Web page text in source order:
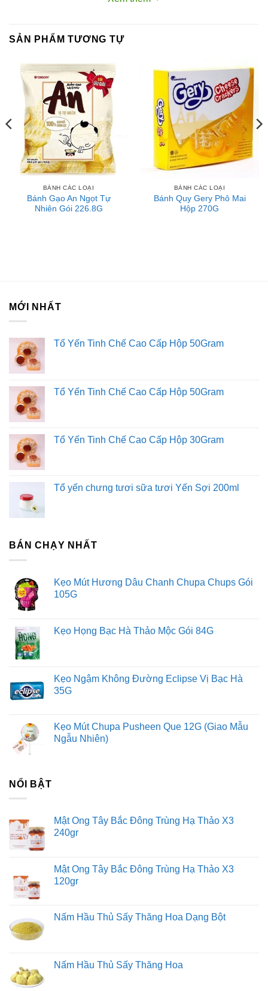
Cốt bánh cookie mix thêm chút socola topping phủ trên mặt
bánh tạo hương vị thơm ngon, màu sắc hấp dẫn, có độ
giòn cao, là sự kết hợp hoàn hảo
Hướng dẫn sử dụng:
Mở bao bì và thưởng thức ngay, dùng liền trong ngày sẽ
đảm bảo được độ giòn của bánh.
Típ thưởng thức:
Liên hệ với Sài Gòn O2O
Trang Fanpage Sài Gòn O2O
Hệ thống của chúng tôi
Kim Sài Gòn phân phối băng keo
Fortadeck ván sàn
Tư vấn đầu tư chứng khoán
SẢN PHẨM TƯƠNG TỰ
BÁNH CÁC LOẠI
Bánh Gạo An Ngọt Tự
Nhiên Gói 226.8G
BÁNH CÁC LOẠI
Bánh Quy Gery Phô Mai
Hộp 270G
MỚI NHẤT
Tổ Yến Tinh Chế Cao Cấp Hộp 50Gram
Tổ Yến Tinh Chế Cao Cấp Hộp 50Gram
Tổ Yến Tinh Chế Cao Cấp Hộp 30Gram
Tổ yến chưng tươi sữa tươi Yến Sợi 200ml
BÁN CHẠY NHẤT
Kẹo Mút Hương Dâu Chanh Chupa Chups Gói
105G
Kẹo Họng Bạc Hà Thảo Mộc Gói 84G
Kẹo Ngậm Không Đường Eclipse Vị Bạc Hà
35G
Kẹo Mút Chupa Pusheen Que 12G (Giao Mẫu
Ngẫu Nhiên)
NỔI BẬT
Mật Ong Tây Bắc Đông Trùng Hạ Thảo X3
240gr
Mật Ong Tây Bắc Đông Trùng Hạ Thảo X3
120gr
Nấm Hầu Thủ Sấy Thăng Hoa Dạng Bột
Nấm Hầu Thủ Sấy Thăng Hoa